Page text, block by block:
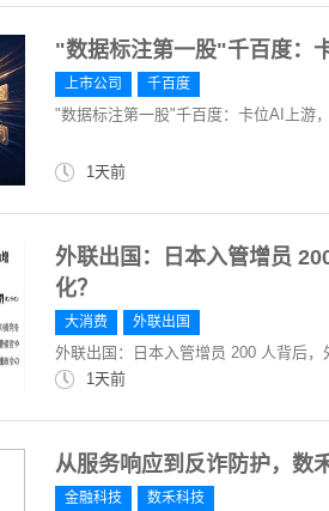
"数据标注第一股"千百度：
上市公司 千百度
"数据标注第一股"千百度：卡位AI上游
1天前
外联出国：日本入管增员
化？
大消费 外联出国
外联出国：日本入管增员 200 人背后
1天前
从服务响应到反诈防护，数
金融科技 数禾科技